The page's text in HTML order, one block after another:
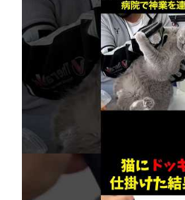
【賢すぎる猫】獣医も驚愕
2026年8月6日